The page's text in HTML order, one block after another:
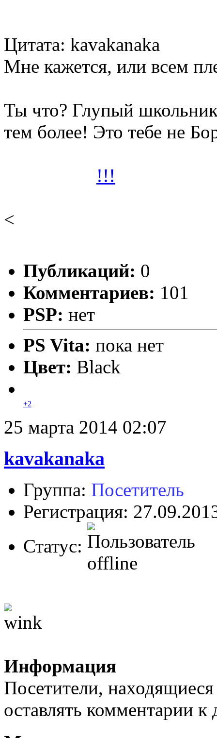
Цитата: kavakanaka
Мне кажется, или всем
Ты что? Глупый
тем более! Это тебе не
!!!
<
Публикаций: 0
Комментариев: 101
PSP: нет
PS Vita: пока нет
Цвет: Black
+2
25 марта 2014 02:07
kavakanaka
Группа: Посетитель
Регистрация:
Статус:
Информация
Посетители,
оставлять комментарии